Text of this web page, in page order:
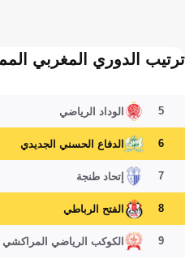
ترتيب الدوري المغربي
5 الوداد الرياضي
6 الدفاع الحسني الجديدي
7 إتحاد طنجة
8 الفتح الرباطي
9 الكوكب الرياضي المراكشي